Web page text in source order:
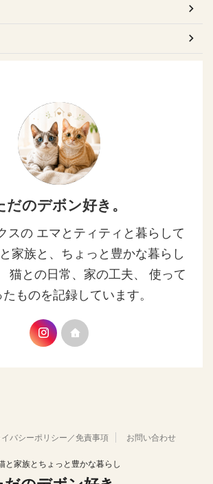
だのデボン好き。
スの エマとティティと暮らして
家族と、ちょっと豊かな暮らし
猫との日常、家の工夫、 使って
たものを記録しています。
イバシーポリシー／免責事項 お問い合わせ
と家族とちょっと豊かな暮らし